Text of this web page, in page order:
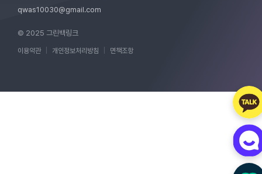
qwas10030@gmail.com
© 2025 그린백링크
이용약관 개인정보처리방침 면책조항